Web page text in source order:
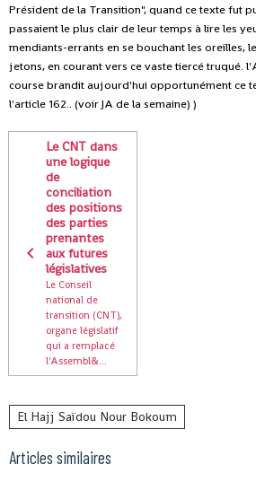
Président de la Transition", quand ce texte fut
passaient le plus clair de leur temps à lire les
mendiants-errants en se bouchant les oreilles,
jetons, en courant vers ce vaste tiercé truqué.
course brandit aujourd'hui opportunément ce
l'article 162.. (voir JA de la semaine) )
Le CNT dans
une logique
de
conciliation
des positions
des parties
prenantes
aux futures
législatives
Le Conseil
national de
transition (CNT),
organe législatif
qui a remplacé
l'Assembl&...
El Hajj Saïdou Nour Bokoum
Articles similaires